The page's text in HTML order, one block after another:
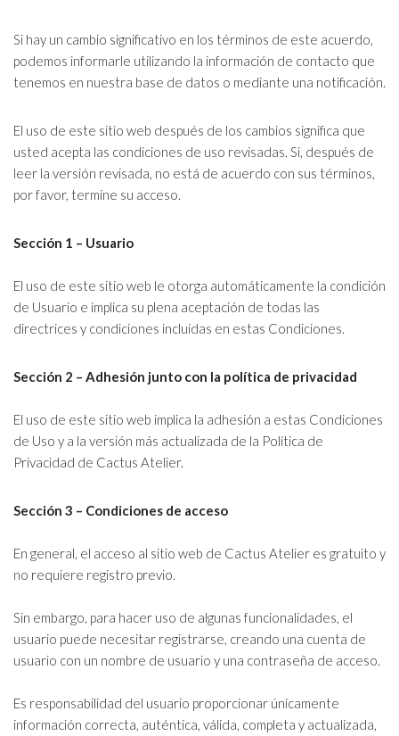
Si hay un cambio significativo en los términos de este acuerdo,
podemos informarle utilizando la información de contacto que
tenemos en nuestra base de datos o mediante una notificación.
El uso de este sitio web después de los cambios significa que
usted acepta las condiciones de uso revisadas. Si, después de
leer la versión revisada, no está de acuerdo con sus términos,
por favor, termine su acceso.
Sección 1 – Usuario
El uso de este sitio web le otorga automáticamente la condición
de Usuario e implica su plena aceptación de todas las
directrices y condiciones incluidas en estas Condiciones.
Sección 2 – Adhesión junto con la política de privacidad
El uso de este sitio web implica la adhesión a estas Condiciones
de Uso y a la versión más actualizada de la Política de
Privacidad de Cactus Atelier.
Sección 3 – Condiciones de acceso
En general, el acceso al sitio web de Cactus Atelier es gratuito y
no requiere registro previo.
Sin embargo, para hacer uso de algunas funcionalidades, el
usuario puede necesitar registrarse, creando una cuenta de
usuario con un nombre de usuario y una contraseña de acceso.
Es responsabilidad del usuario proporcionar únicamente
información correcta, auténtica, válida, completa y actualizada,